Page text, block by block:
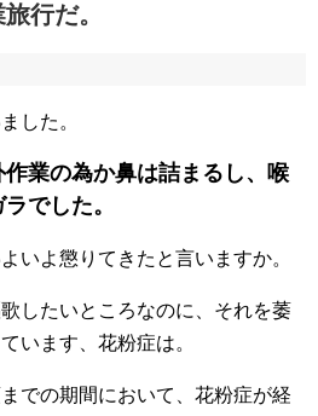
行だ。
した。
業の為か鼻は詰まるし、喉
でした。
いよ懲りてきたと言いますか。
したいところなのに、それを萎
います、花粉症は。
での期間において、花粉症が経